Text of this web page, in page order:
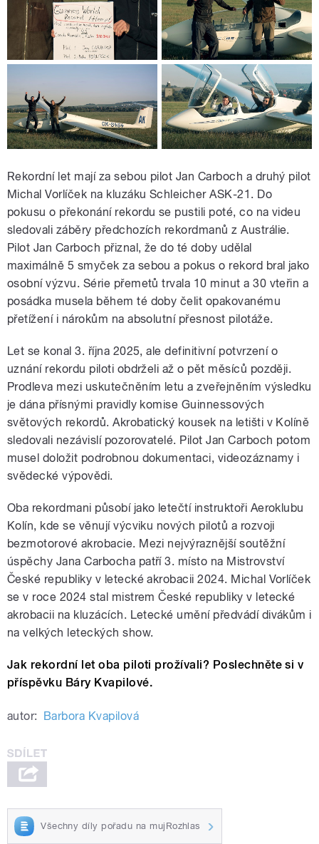
Rekordní let mají za sebou pilot Jan Carboch a druhý pilot
Michal Vorlíček na kluzáku Schleicher ASK-21. Do
pokusu o překonání rekordu se pustili poté, co na videu
sledovali záběry předchozích rekordmanů z Austrálie.
Pilot Jan Carboch přiznal, že do té doby udělal
maximálně 5 smyček za sebou a pokus o rekord bral jako
osobní výzvu. Série přemetů trvala 10 minut a 30 vteřin a
posádka musela během té doby čelit opakovanému
přetížení i nárokům na absolutní přesnost pilotáže.
Let se konal 3. října 2025, ale definitivní potvrzení o
uznání rekordu piloti obdrželi až o pět měsíců později.
Prodleva mezi uskutečněním letu a zveřejněním výsledku
je dána přísnými pravidly komise Guinnessových
světových rekordů. Akrobatický kousek na letišti v Kolíně
sledovali nezávislí pozorovatelé. Pilot Jan Carboch potom
musel doložit podrobnou dokumentaci, videozáznamy i
svědecké výpovědi.
Oba rekordmani působí jako letečtí instruktoři Aeroklubu
Kolín, kde se věnují výcviku nových pilotů a rozvoji
bezmotorové akrobacie. Mezi nejvýraznější soutěžní
úspěchy Jana Carbocha patří 3. místo na Mistrovství
České republiky v letecké akrobacii 2024. Michal Vorlíček
se v roce 2024 stal mistrem České republiky v letecké
akrobacii na kluzácích. Letecké umění předvádí divákům i
na velkých leteckých show.
Jak rekordní let oba piloti prožívali? Poslechněte si v
příspěvku Báry Kvapilové.
autor: Barbora Kvapilová
Všechny díly pořadu na mujRozhlas